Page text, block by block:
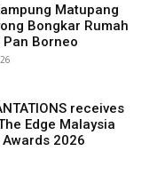
Matupang
Bongkar Rumah
Borneo
receives
Edge Malaysia
2026